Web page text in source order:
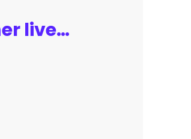
Posters for a summer live music festival or jazz party. Background from vector illustrations of musicians and dancing people.